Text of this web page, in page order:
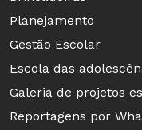
Espero que vocês
gostei bastante.
Planejamento
Gestão Escolar
Escola das
Galeria de projetos
Reportagens por